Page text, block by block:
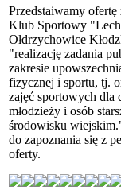
Przedstaiwamy ofertę
Klub Sportowy
Ołdrzychowice
"realizację zadania
zakresie
fizycznej i sportu, tj.
zajęć sportowych dla
młodzieży i osób
środowisku
do zapoznania się z
oferty.